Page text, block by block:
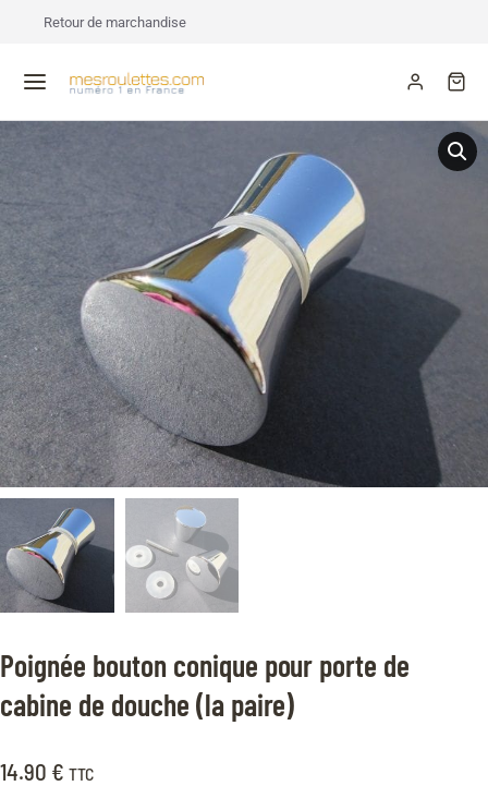
Retour de marchandise
Poignée bouton conique pour porte de
cabine de douche (la paire)
14.90 € TTC